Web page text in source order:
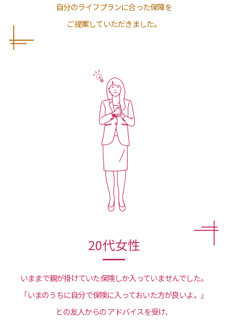
自分のライフプランに合った保障を
ご提案していただきました。
20代女性
いままで親が掛けていた保険しか入っていませんでした。
「いまのうちに自分で保険に入っておいた方が良いよ。」
との友人からのアドバイスを受け、